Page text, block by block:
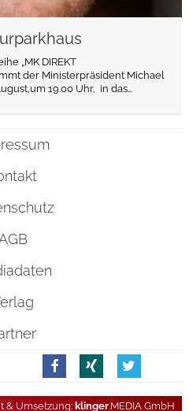
„MK DIREKT
der Ministerpräsident Michael
19.00 Uhr, in das...
& Umsetzung: klinger.MEDIA GmbH